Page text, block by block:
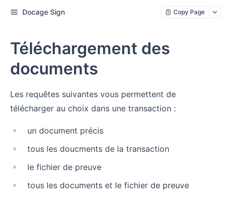
Docage Sign Copy Page
Téléchargement des
documents
Les requêtes suivantes vous permettent de
télécharger au choix dans une transaction :
un document précis
tous les doucments de la transaction
le fichier de preuve
tous les documents et le fichier de preuve